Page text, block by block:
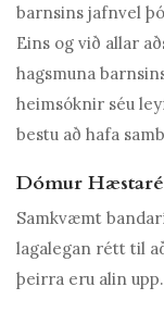
barnsins jafnvel
Eins og við allar
hagsmuna
heimsóknir séu
bestu að hafa
Dómur
Samkvæmt
lagalegan rétt til
þeirra eru alin upp.